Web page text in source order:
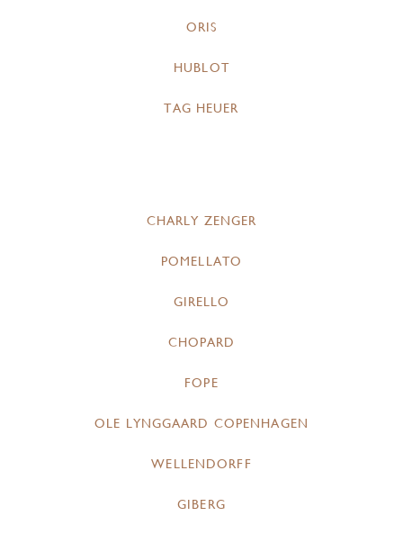
ORIS
HUBLOT
TAG HEUER
CHARLY ZENGER
POMELLATO
GIRELLO
CHOPARD
FOPE
OLE LYNGGAARD COPENHAGEN
WELLENDORFF
GIBERG